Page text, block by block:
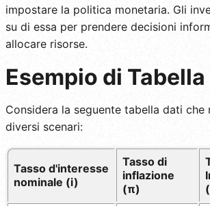
impostare la politica monetaria. Gli
su di essa per prendere decisioni
allocare risorse.
Esempio di Tabella
Considera la seguente tabella dati che
diversi scenari:
Tasso d'interesse
nominale (i)
Tasso di
inflazione
(π)